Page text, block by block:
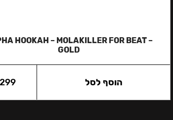
HOOKAH – MOLAKILLER FOR BEAT –
GOLD
הוסף לסל